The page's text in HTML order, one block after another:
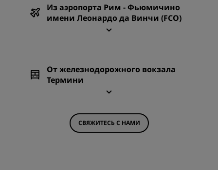
Из аэропорта Рим - Фьюмичино
имени Леонардо да Винчи (FCO)
От железнодорожного вокзала
Термини
СВЯЖИТЕСЬ С НАМИ